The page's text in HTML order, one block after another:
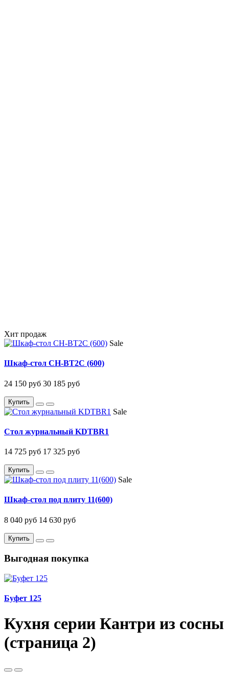
Хит продаж
Sale
Шкаф-стол CH-BT2C (600)
24 150 руб 30 185 руб
Купить
Sale
Стол журнальный KDTBR1
14 725 руб 17 325 руб
Купить
Sale
Шкаф-стол под плиту 11(600)
8 040 руб 14 630 руб
Купить
Выгодная покупка
Буфет 125
Кухня серии Кантри из сосны
(страница 2)